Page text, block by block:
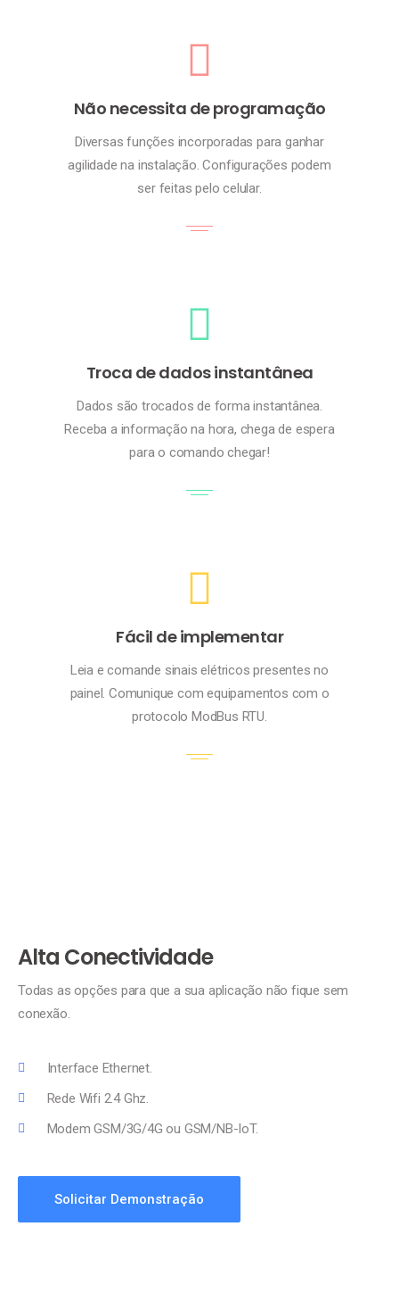
Não necessita de programação
Diversas funções incorporadas para ganhar
agilidade na instalação. Configurações podem
ser feitas pelo celular.
Troca de dados instantânea
Dados são trocados de forma instantânea.
Receba a informação na hora, chega de espera
para o comando chegar!
Fácil de implementar
Leia e comande sinais elétricos presentes no
painel. Comunique com equipamentos com o
protocolo ModBus RTU.
Alta Conectividade
Todas as opções para que a sua aplicação não fique sem
conexão.
Interface Ethernet.
Rede Wifi 2.4 Ghz.
Modem GSM/3G/4G ou GSM/NB-IoT.
Solicitar Demonstração